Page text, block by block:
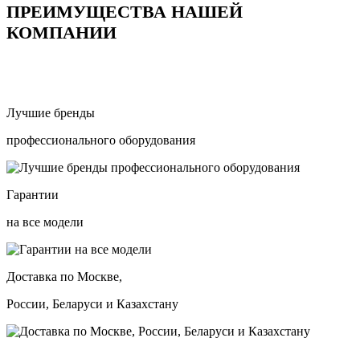
ПРЕИМУЩЕСТВА НАШЕЙ
КОМПАНИИ
Лучшие бренды
профессионального оборудования
Гарантии
на все модели
Доставка по Москве,
России, Беларуси и Казахстану